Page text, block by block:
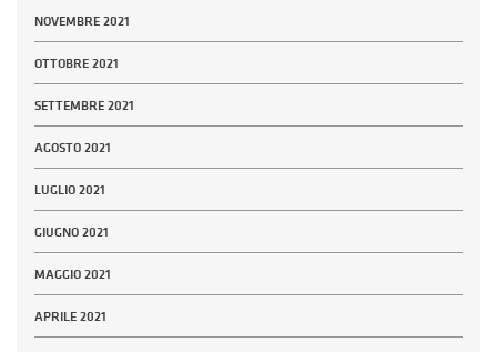
NOVEMBRE 2021
OTTOBRE 2021
SETTEMBRE 2021
AGOSTO 2021
LUGLIO 2021
GIUGNO 2021
MAGGIO 2021
APRILE 2021